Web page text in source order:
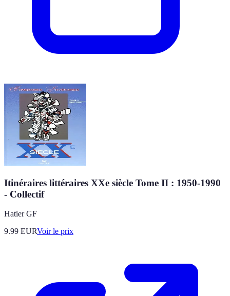
Itinéraires littéraires XXe siècle Tome II : 1950-1990
- Collectif
Hatier GF
9.99 EURVoir le prix